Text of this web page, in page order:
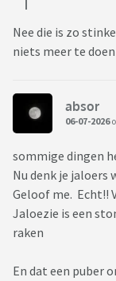
Nee die is zo
niets meer te doen
absor
06-07-2026
sommige dingen
Nu denk je jaloers
Geloof me. Echt!!
Jaloezie is een
raken
En dat een puber